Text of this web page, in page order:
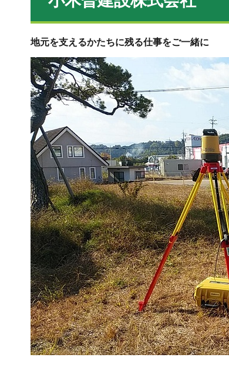
地元を支えるかたちに残る仕事をご一緒に